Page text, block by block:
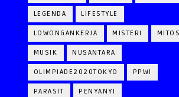
LEGENDA LIFESTYLE
LOWONGANKERJA MISTERI MITOS
MUSIK NUSANTARA
OLIMPIADE2020TOKYO PPWI
PARASIT PENYANYI